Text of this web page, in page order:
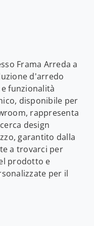
Frama Arreda a
d'arredo
funzionalità
disponibile per
rappresenta
design
garantito dalla
a trovarci per
prodotto e
per il